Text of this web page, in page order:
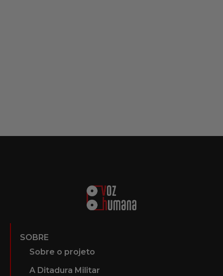
SOBRE
Sobre o projeto
A Ditadura Militar